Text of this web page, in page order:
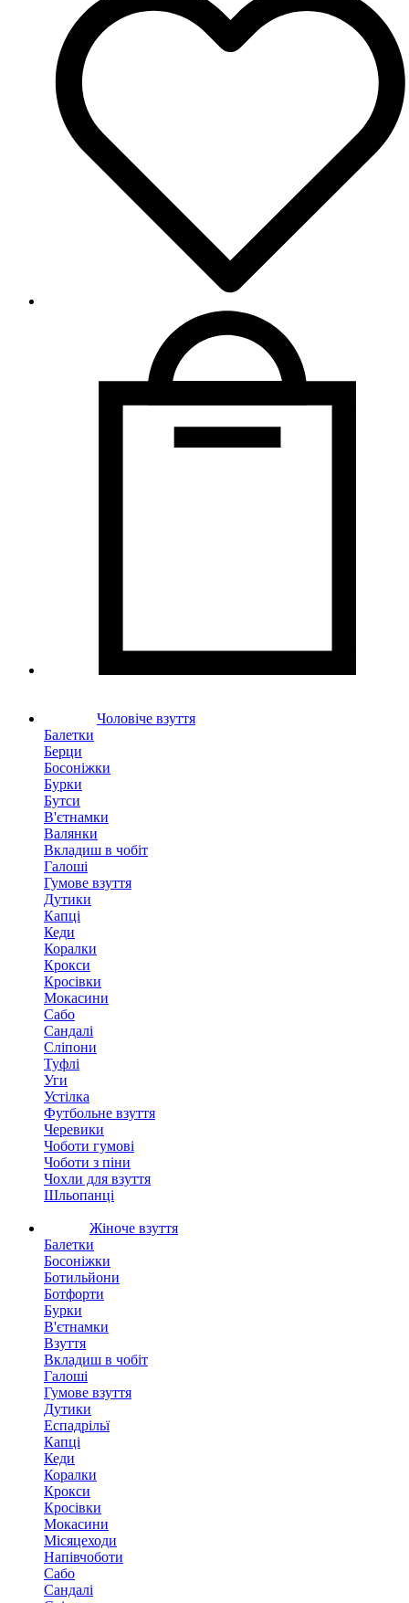
Чоловіче взуття
Балетки
Берци
Босоніжки
Бурки
Бутси
В'єтнамки
Валянки
Вкладиш в чобіт
Галоші
Гумове взуття
Дутики
Капці
Кеди
Коралки
Крокси
Кросівки
Мокасини
Сабо
Сандалі
Сліпони
Туфлі
Уги
Устілка
Футбольне взуття
Черевики
Чоботи гумові
Чоботи з піни
Чохли для взуття
Шльопанці
Жіноче взуття
Балетки
Босоніжки
Ботильйони
Ботфорти
Бурки
В'єтнамки
Взуття
Вкладиш в чобіт
Галоші
Гумове взуття
Дутики
Еспадрільї
Капці
Кеди
Коралки
Крокси
Кросівки
Мокасини
Місяцеходи
Напівчоботи
Сабо
Сандалі